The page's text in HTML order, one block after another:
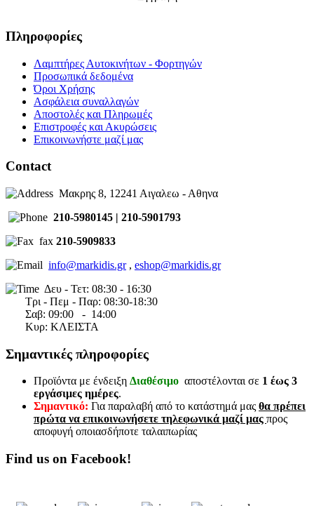
Πληροφορίες
Λαμπτήρες Αυτοκινήτων - Φορτηγών
Προσωπικά δεδομένα
Όροι Χρήσης
Ασφάλεια συναλλαγών
Αποστολές και Πληρωμές
Επιστροφές και Ακυρώσεις
Επικοινωνήστε μαζί μας
Contact
Μακρης 8, 12241 Αιγαλεω - Αθηνα
210-5980145 | 210-5901793
fax 210-5909833
info@markidis.gr, eshop@markidis.gr
Δευ - Τετ: 08:30 - 16:30
Τρι - Πεμ - Παρ: 08:30-18:30
Σαβ: 09:00 - 14:00
Κυρ: ΚΛΕΙΣΤΑ
Σημαντικές πληροφορίες
Προϊόντα με ένδειξη Διαθέσιμο αποστέλονται σε 1 έως 3
εργάσιμες ημέρες.
Σημαντικό: Για παραλαβή από το κατάστημά μας θα πρέπει
πρώτα να επικοινωνήσετε τηλεφωνικά μαζί μας προς
αποφυγή οποιασδήποτε ταλαιπωρίας
Find us on Facebook!